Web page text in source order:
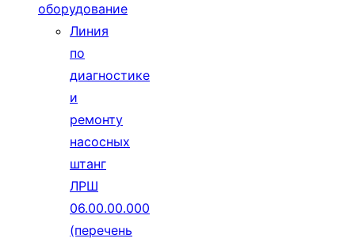
оборудование
Линия
по
диагностике
и
ремонту
насосных
штанг
ЛРШ
06.00.00.000
(перечень